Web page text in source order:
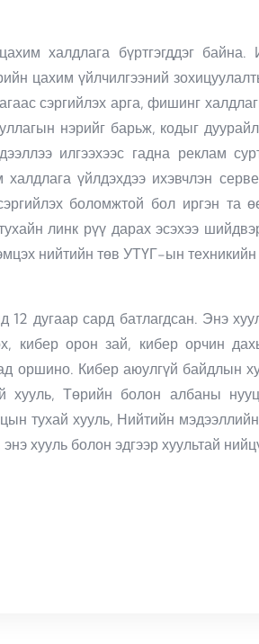
халдлага бүртгэгддэг байна.
цахим үйлчилгээний
сэргийлэх арга, фишинг
нэрийг барьж, кодыг
илгээхээс гадна реклам
үйлдэхдээ ихэвчлэн
боломжтой бол иргэн
линк рүү дарах эсэхээ
нийтийн төв УТҮГ-ын
12 дугаар сард батлагдсан. Энэ
кибер орон зай, кибер орчин
оршино. Кибер аюулгүй байдлын
хууль, Төрийн болон албаны
тухай хууль, Нийтийн
хууль болон эдгээр хуультай